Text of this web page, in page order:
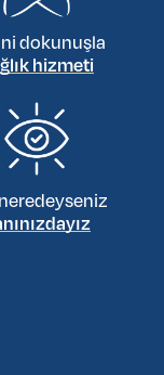
dokunuşla
hizmeti